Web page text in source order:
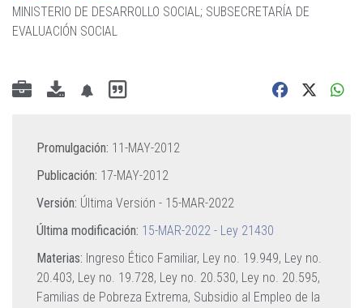
MINISTERIO DE DESARROLLO SOCIAL; SUBSECRETARÍA DE
EVALUACIÓN SOCIAL
Promulgación: 11-MAY-2012
Publicación: 17-MAY-2012
Versión: Última Versión - 15-MAR-2022
Última modificación: 15-MAR-2022 - Ley 21430
Materias: Ingreso Ético Familiar, Ley no. 19.949, Ley no.
20.403, Ley no. 19.728, Ley no. 20.530, Ley no. 20.595,
Familias de Pobreza Extrema, Subsidio al Empleo de la